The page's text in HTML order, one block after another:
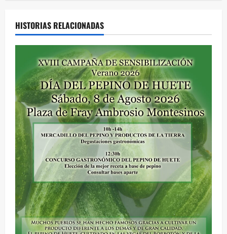
c
i
n
d
e
e
n
t
r
HISTORIAS RELACIONADAS